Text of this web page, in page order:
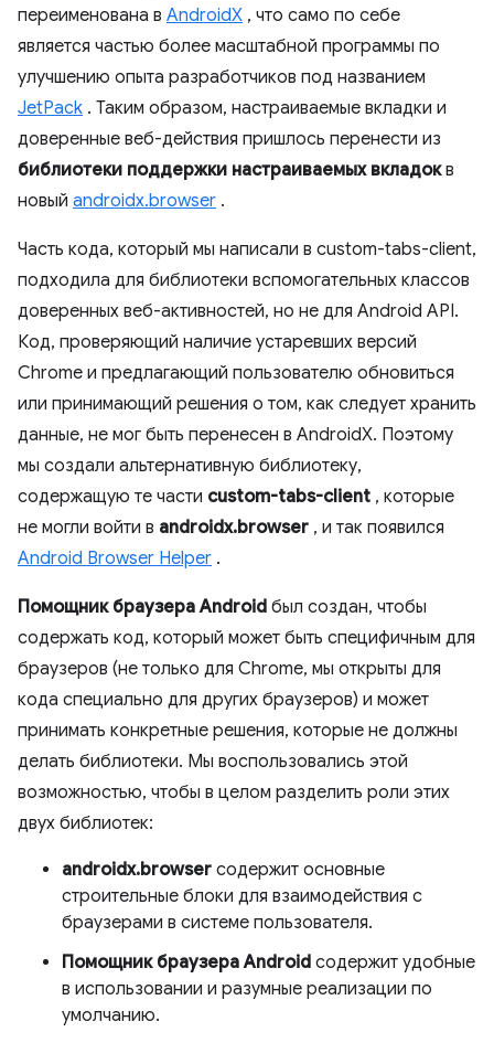
переименована в AndroidX , что само по себе
является частью более масштабной программы по
улучшению опыта разработчиков под названием
JetPack . Таким образом, настраиваемые вкладки и
доверенные веб-действия пришлось перенести из
библиотеки поддержки настраиваемых вкладокв
новый androidx.browser .
Часть кода, который мы написали в custom-tabs-client,
подходила для библиотеки вспомогательных классов
доверенных веб-активностей, но не для Android API.
Код, проверяющий наличие устаревших версий
Chrome и предлагающий пользователю обновиться
или принимающий решения о том, как следует хранить
данные, не мог быть перенесен в AndroidX. Поэтому
мы создали альтернативную библиотеку,
содержащую те части custom-tabs-client , которые
не могли войти в androidx.browser , и так появился
Android Browser Helper .
Помощник браузера Android был создан, чтобы
содержать код, который может быть специфичным для
браузеров (не только для Chrome, мы открыты для
кода специально для других браузеров) и может
принимать конкретные решения, которые не должны
делать библиотеки. Мы воспользовались этой
возможностью, чтобы в целом разделить роли этих
двух библиотек:
androidx.browser содержит основные
строительные блоки для взаимодействия с
браузерами в системе пользователя.
Помощник браузера Android содержит удобные
в использовании и разумные реализации по
умолчанию.